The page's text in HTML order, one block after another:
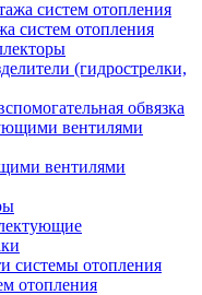
систем отопления
(гидрострелки,
обвязка
вентилями
системы отопления
отопления